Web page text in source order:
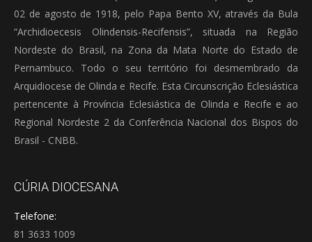
02 de agosto de 1918, pelo Papa Bento XV, através da Bula
“Archidioecesis Olindensis-Recifensis”, situada na Região
Nordeste do Brasil, na Zona da Mata Norte do Estado de
Pernambuco. Todo o seu território foi desmembrado da
Arquidiocese de Olinda e Recife. Esta Circunscrição Eclesiástica
pertencente à Província Eclesiástica de Olinda e Recife e ao
Regional Nordeste 2 da Conferência Nacional dos Bispos do
Brasil - CNBB.
CÚRIA DIOCESANA
Telefone:
81 3633 1009